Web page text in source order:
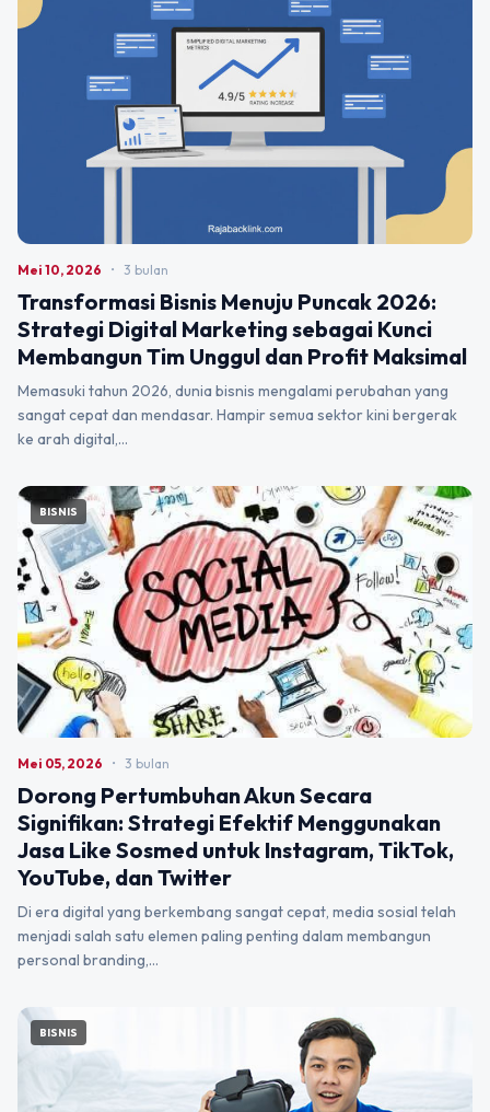
Mei 10, 2026 • 3 bulan
Transformasi Bisnis Menuju Puncak 2026:
Strategi Digital Marketing sebagai Kunci
Membangun Tim Unggul dan Profit Maksimal
Memasuki tahun 2026, dunia bisnis mengalami perubahan yang
sangat cepat dan mendasar. Hampir semua sektor kini bergerak
ke arah digital,…
BISNIS
Mei 05, 2026 • 3 bulan
Dorong Pertumbuhan Akun Secara
Signifikan: Strategi Efektif Menggunakan
Jasa Like Sosmed untuk Instagram, TikTok,
YouTube, dan Twitter
Di era digital yang berkembang sangat cepat, media sosial telah
menjadi salah satu elemen paling penting dalam membangun
personal branding,…
BISNIS